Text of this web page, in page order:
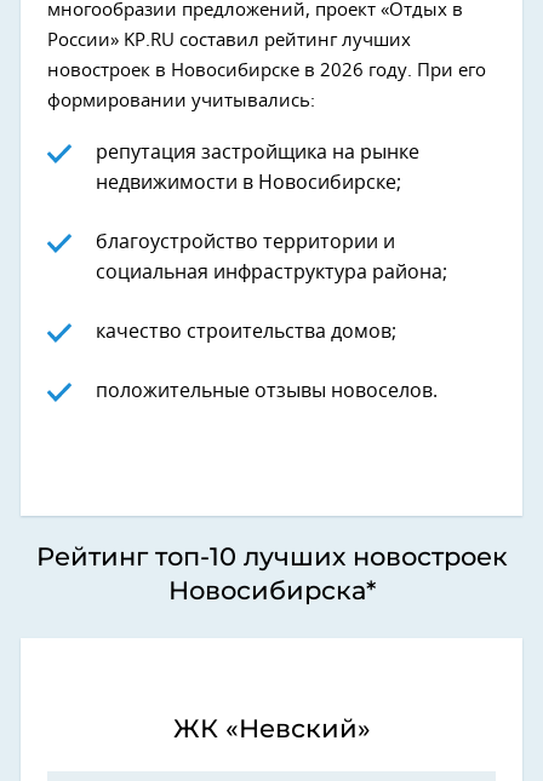
многообразии предложений, проект «Отдых в
России» KP.RU составил рейтинг лучших
новостроек в Новосибирске в 2026 году. При его
формировании учитывались:
репутация застройщика на рынке
недвижимости в Новосибирске;
благоустройство территории и
социальная инфраструктура района;
качество строительства домов;
положительные отзывы новоселов.
Рейтинг топ-10 лучших новостроек
Новосибирска*
ЖК «Невский»